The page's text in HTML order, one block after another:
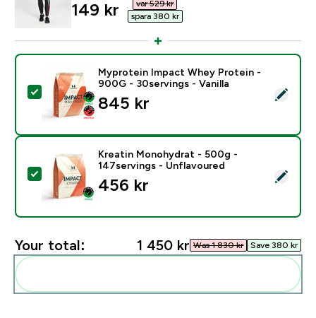
discounted price
149 kr‎
var 529 kr‎
spara 380 kr‎
Select this product - Myprotein Impact Whey
Myprotein Impact Whey Protein -
900G - 30servings - Vanilla
845 kr‎
Select this product - Kreatin Monohydrat - 500g -
Kreatin Monohydrat - 500g -
147servings - Unflavoured
456 kr‎
Your total: 1 450 kr‎ Was 1 830 kr‎ Save 380 kr‎